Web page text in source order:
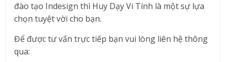
đào tạo Indesign thì Huy Dạy Vi Tính là một sự lựa
chọn tuyệt vời cho bạn.
Để được tư vấn trực tiếp bạn vui lòng liên hệ thông
qua: